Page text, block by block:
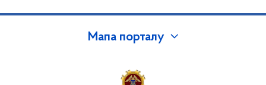
Мапа порталу